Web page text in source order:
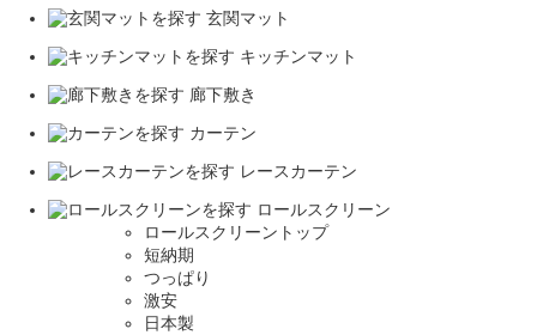
玄関マット
キッチンマット
廊下敷き
カーテン
レースカーテン
ロールスクリーン
ロールスクリーントップ
短納期
つっぱり
激安
日本製